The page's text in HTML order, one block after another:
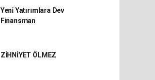
Yeni Yatırımlara Dev
Finansman
ZİHNİYET ÖLMEZ